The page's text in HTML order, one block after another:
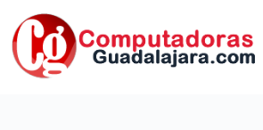
contenido